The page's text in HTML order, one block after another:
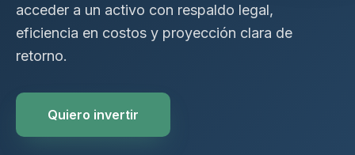
acceder a un activo con respaldo legal,
eficiencia en costos y proyección clara de
retorno.
Quiero invertir